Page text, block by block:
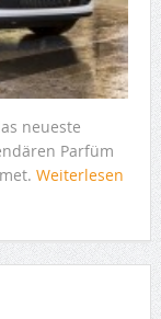
neueste
Parfüm
Weiterlesen